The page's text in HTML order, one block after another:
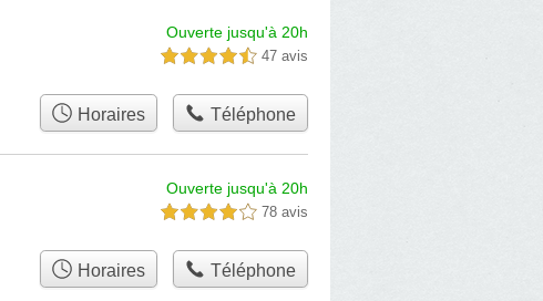
Ouverte jusqu'à 20h
4,5 étoiles sur 5 47 avis
Horaires Téléphone
Ouverte jusqu'à 20h
4,0 étoiles sur 5 78 avis
Horaires Téléphone